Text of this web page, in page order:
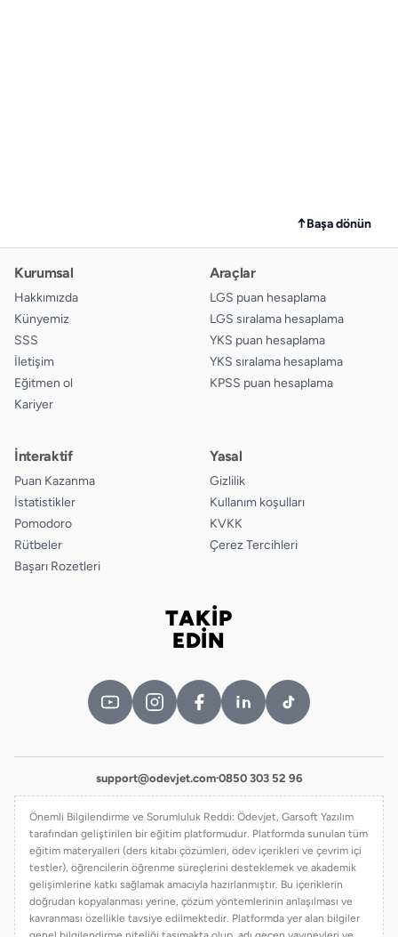
↑Başa dönün
Kurumsal
Hakkımızda
Künyemiz
SSS
İletişim
Eğitmen ol
Kariyer
Araçlar
LGS puan hesaplama
LGS sıralama hesaplama
YKS puan hesaplama
YKS sıralama hesaplama
KPSS puan hesaplama
İnteraktif
Puan Kazanma
İstatistikler
Pomodoro
Rütbeler
Başarı Rozetleri
Yasal
Gizlilik
Kullanım koşulları
KVKK
Çerez Tercihleri
TAKİP
EDİN
support@odevjet.com·0850 303 52 96
Önemli Bilgilendirme ve Sorumluluk Reddi: Ödevjet, Garsoft Yazılım
tarafından geliştirilen bir eğitim platformudur. Platformda sunulan tüm
eğitim materyalleri (ders kitabı çözümleri, ödev içerikleri ve çevrim içi
testler), öğrencilerin öğrenme süreçlerini desteklemek ve akademik
gelişimlerine katkı sağlamak amacıyla hazırlanmıştır. Bu içeriklerin
doğrudan kopyalanması yerine, çözüm yöntemlerinin anlaşılması ve
kavranması özellikle tavsiye edilmektedir. Platformda yer alan bilgiler